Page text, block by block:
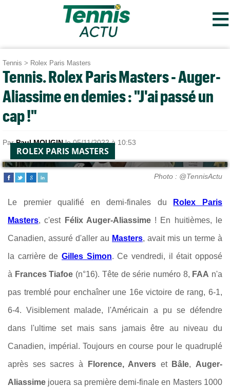
≡
Tennis > Rolex Paris Masters
Tennis. Rolex Paris Masters - Auger-
Aliassime en demies : "J'ai passé un
cap !"
ParPaul MOUGINle 05/11/2022 à 10:53
ROLEX PARIS MASTERS
Photo : @TennisActu
Le premier qualifié en demi-finales du Rolex Paris
Masters, c'est Félix Auger-Aliassime ! En huitièmes, le
Canadien, assuré d'aller au Masters, avait mis un terme à
la carrière de Gilles Simon. Ce vendredi, il était opposé
à Frances Tiafoe (n°16). Tête de série numéro 8, FAA n'a
pas tremblé pour enchaîner une 16e victoire de rang, 6-1,
6-4. Visiblement malade, l'Américain a pu se défendre
dans l'ultime set mais sans jamais être au niveau du
Canadien, impérial. Toujours en course pour le quadruplé
après ses sacres à Florence, Anvers et Bâle, Auger-
Aliassime jouera sa première demi-finale en Masters 1000